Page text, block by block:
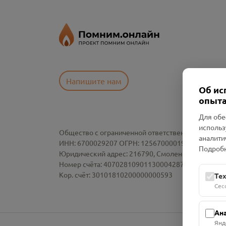
Напишите нам
Общество с ограниченной ответственностью
ИНН: 6700029207 ОГРН: 1256700001986
Юридический адрес: 216790, Смоленская
Номер счёта: 40702810901130004287 в АО
Кор. счёт: 30101810200000000593
Об
Для